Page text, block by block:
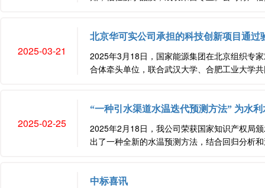
2025-03-21
北京华可实公司承担的科技创新项目通过
2025年3月18日，国家能源集团在北京组织专
合体牵头单位，联合武汉大学、合肥工业大学
2025-02-25
“一种引水渠道水温迭代预测方法” 为水
2025年2月18日，我公司荣获国家知识产权局
出了一种全新的水温预测方法，结合回归分析
中标喜讯